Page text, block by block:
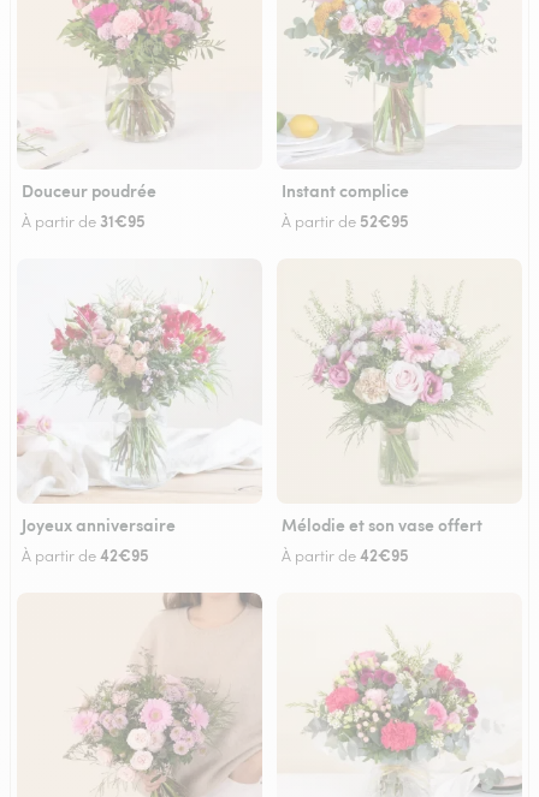
Douceur poudrée
À partir de 31€95
Instant complice
À partir de 52€95
Joyeux anniversaire
À partir de42€95
Mélodie et son vase offert
À partir de42€95